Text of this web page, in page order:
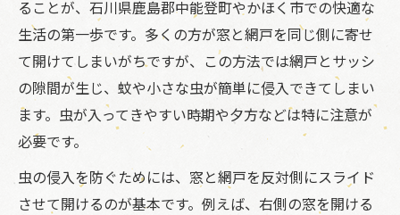
ることが、石川県鹿島郡中能登町やかほく市での快適な
生活の第一歩です。多くの方が窓と網戸を同じ側に寄せ
て開けてしまいがちですが、この方法では網戸とサッシ
の隙間が生じ、蚊や小さな虫が簡単に侵入できてしまい
ます。虫が入ってきやすい時期や夕方などは特に注意が
必要です。
虫の侵入を防ぐためには、窓と網戸を反対側にスライド
させて開けるのが基本です。例えば、右側の窓を開ける